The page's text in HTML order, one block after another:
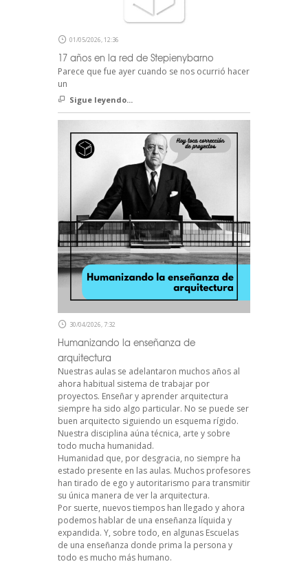
01/05/2026, 12:36
17 años en la red de Stepienybarno
Parece que fue ayer cuando se nos ocurrió hacer
un
Sigue leyendo...
30/04/2026, 7:32
Humanizando la enseñanza de
arquitectura
Nuestras aulas se adelantaron muchos años al
ahora habitual sistema de trabajar por
proyectos. Enseñar y aprender arquitectura
siempre ha sido algo particular. No se puede ser
buen arquitecto siguiendo un esquema rígido.
Nuestra disciplina aúna técnica, arte y sobre
todo mucha humanidad.
Humanidad que, por desgracia, no siempre ha
estado presente en las aulas. Muchos profesores
han tirado de ego y autoritarismo para transmitir
su única manera de ver la arquitectura.
Por suerte, nuevos tiempos han llegado y ahora
podemos hablar de una enseñanza líquida y
expandida. Y, sobre todo, en algunas Escuelas
de una enseñanza donde prima la persona y
todo es mucho más humano.